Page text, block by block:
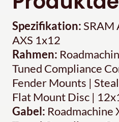
Spezifikation:SRAM
AXS 1x12
Rahmen:
Tuned Compliance
Fender Mounts |
Flat Mount Disc |
Gabel: Roadmachine